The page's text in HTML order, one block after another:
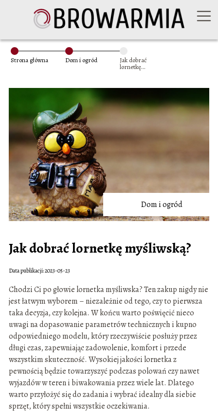
Strona główna Dom i ogród
Jak dobrać
lornetkę
Dom i ogród
Jak dobrać lornetkę myśliwską?
Data publikacji: 2023-05-23
Chodzi Ci po głowie lornetka myśliwska? Ten zakup nigdy nie
jest łatwym wyborem – niezależnie od tego, czy to pierwsza
taka decyzja, czy kolejna. W końcu warto poświęcić nieco
uwagi na dopasowanie parametrów technicznych i kupno
odpowiedniego modelu, który rzeczywiście posłuży przez
długi czas, zapewniając zadowolenie, komfort i przede
wszystkim skuteczność. Wysokiej jakości lornetka z
pewnością będzie towarzyszyć podczas polowań czy nawet
wyjazdów w teren i biwakowania przez wiele lat. Dlatego
warto przyłożyć się do zadania i wybrać idealny dla siebie
sprzęt, który spełni wszystkie oczekiwania.